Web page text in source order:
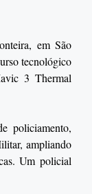
em São
tecnológico
3 Thermal
policiamento,
ampliando
Um policial